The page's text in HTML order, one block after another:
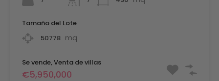
Tamaño del Lote
50778 mq
Se vende, Venta de villas
€5,950,000